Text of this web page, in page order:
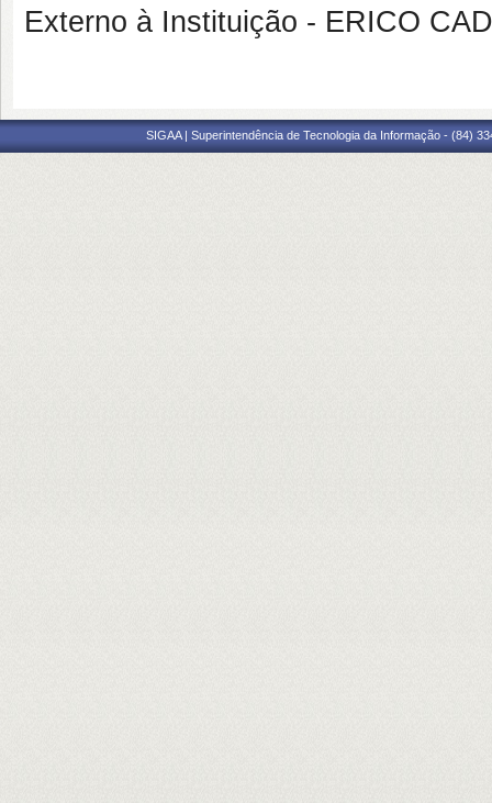
Externo à Instituição - ERICO
SIGAA | Superintendência de Tecnologia da Informação - (84)